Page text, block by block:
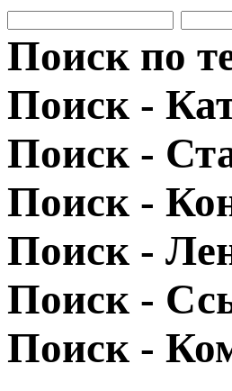
Поиск по
Поиск -
Поиск -
Поиск -
Поиск -
Поиск -
Поиск -